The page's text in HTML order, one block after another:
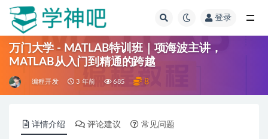
登录
万门大学 - MATLAB特训班｜项海波主讲，
MATLAB从入门到精通的跨越
编程开发 3 年前 685 8
详情介绍 评论建议 常见问题